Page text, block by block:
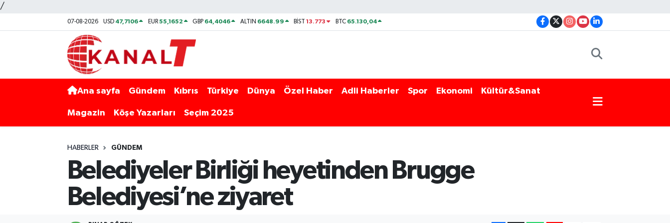
/
07-08-2026 USD 47,7106 EUR55,1652 GBP 64,4046 ALTIN 6648.99 BİST13.773 BTC 65.130,04
Ana sayfa Gündem Kıbrıs Türkiye Dünya Özel Haber Adli Haberler Spor Ekonomi Kültür&Sanat
Magazin Köşe Yazarları Seçim 2025
HABERLER GÜNDEM
Belediyeler Birliği heyetinden Brugge
Belediyesi’ne ziyaret